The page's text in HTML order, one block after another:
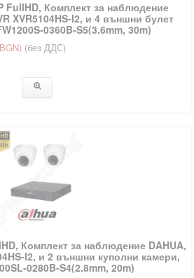
FullHD, Комплект за наблюдение
XVR5104HS-I2, и 4 външни булет
30m)
(без ДДС)
Комплект за наблюдение DAHUA,
I2, и 2 външни куполни камери,
0280B-S4(2.8mm, 20m)